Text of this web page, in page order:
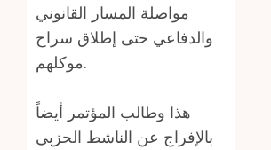
مواصلة المسار القانوني
والدفاعي حتى إطلاق سراح
موكلهم.
هذا وطالب المؤتمر أيضاً
بالإفراج عن الناشط الحزبي